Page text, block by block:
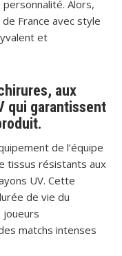
Alors,
France avec style
et
aux
qui garantissent
de l’équipe
tissus résistants aux
UV. Cette
de vie du
joueurs
matchs intenses